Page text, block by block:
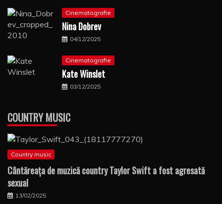
Cinematografie
Nina Dobrev
04/12/2025
Cinematografie
Kate Winslet
03/12/2025
COUNTRY MUSIC
Country music
Cântăreaţa de muzică country Taylor Swift a fost agresată
sexual
13/02/2025